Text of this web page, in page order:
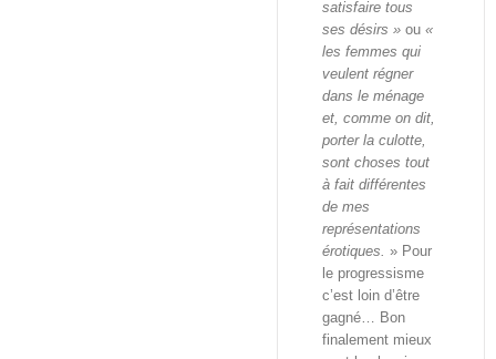
satisfaire tous
ses désirs » ou «
les femmes qui
veulent régner
dans le ménage
et, comme on dit,
porter la culotte,
sont choses tout
à fait différentes
de mes
représentations
érotiques. » Pour
le progressisme
c’est loin d’être
gagné… Bon
finalement mieux